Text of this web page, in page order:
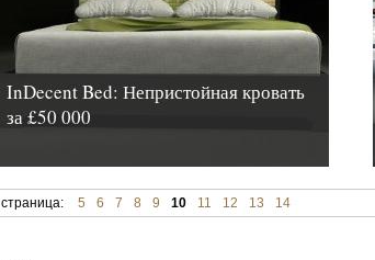
InDecent Bed: Непристойная кровать
за £50 000
страница: 5 6 7 8 9 10 11 12 13 14